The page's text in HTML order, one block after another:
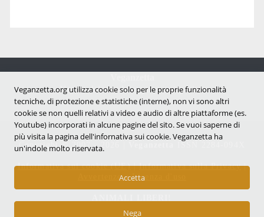
Notizie dal mondo vegan e antispecista
Copyright © 2007 - 2026 |
Informativa sui cookie (UE)|Informativa sulla Privacy|
Avvertenze e Licenza d'uso
Veganzetta.org utilizza cookie solo per le proprie funzionalità
tecniche, di protezione e statistiche (interne), non vi sono altri
cookie se non quelli relativi a video e audio di altre piattaforme (es.
Youtube) incorporati in alcune pagine del sito. Se vuoi saperne di
più visita la pagina dell'infornativa sui cookie. Veganzetta ha
un'indole molto riservata.
Accetta
Nega